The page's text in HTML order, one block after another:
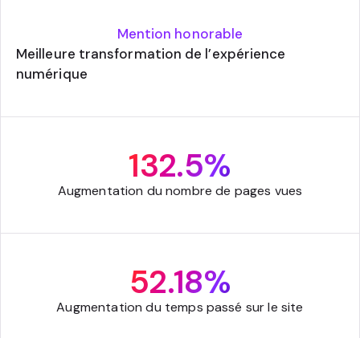
Mention honorable
Meilleure transformation de l’expérience
numérique
132.5%
Augmentation du nombre de pages vues
52.18%
Augmentation du temps passé sur le site